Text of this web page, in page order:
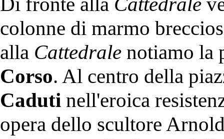
colonne di marmo
alla Cattedrale notiamo la
Corso. Al centro della
Caduti nell'eroica
opera dello scultore